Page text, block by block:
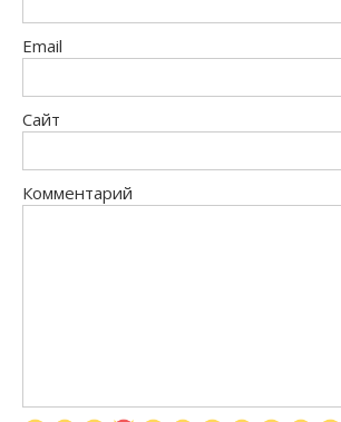
Email
Сайт
Комментарий